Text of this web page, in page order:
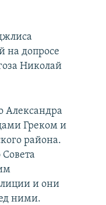
на допросе
Николай
Александра
Греком и
района.
и они
ними.